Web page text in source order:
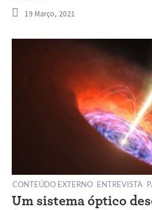
19 Março, 2021
CONTEÚDO EXTERNO ENTREVISTA
Um sistema óptico